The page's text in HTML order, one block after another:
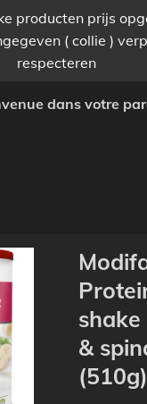
dans votre
producten prijs
( collie )
respecteren
&
(510g)